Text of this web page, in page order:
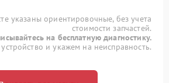
указаны ориентировочные, без учета
стоимости запчастей.
на бесплатную диагностику.
и укажем на неисправность.